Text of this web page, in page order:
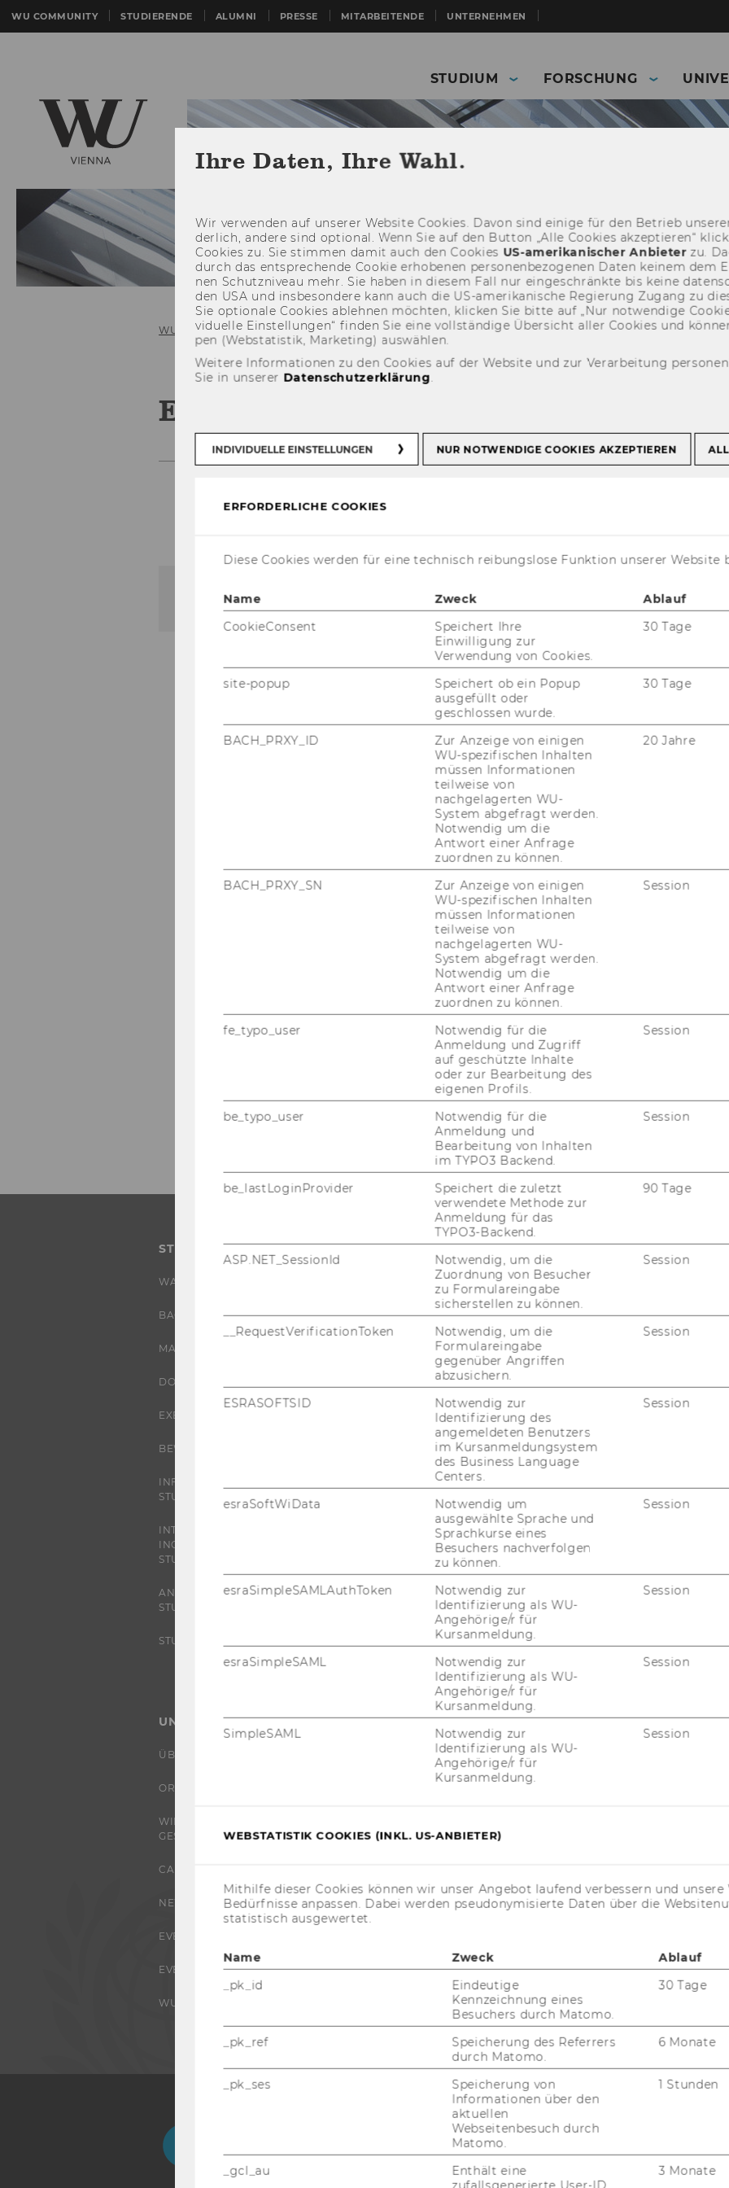
WU COMMUNITY STUDIERENDE ALUMNI PRESSE MITARBEITENDE UNTERNEHMEN
STUDIUM FORSCHUNG
WU (Wirtschaftsuniversität Wien) Universität Events Archiv
Events Archiv
August 2026
Keine aktuellen Events gefunden.
STUDIUM
WARUM WU?
BACHELOR
MASTER
DOKTORAT / PHD
EXECUTIVE EDUCATION
BEWERBUNG UND ZULASSUNG
INFORMATIONEN FÜR
STUDIERENDE
INTERNATIONALE UND
INCOMING EXCHANGE
STUDIERENDE
ANGEBOTE FÜR SCHULEN UND
STUDIENINTERESSIERTE
STUDENT CLUBS
FORSCHUNG
FORSCHUNGSPORTAL
FORSCHENDE
IMPACT DER FORSCHUNG
ORGANISATION DER
FORSCHUNG
FORSCHUNGSINFRASTRUKTUR
UNIVERSITÄT
ÜBER DIE WU
ORGANISATION
WIRTSCHAFT UND
GESELLSCHAFT
CAMPUS
NEWS
EVENTS ARCHIV
EVENTS
WU FOUNDATION
JOBS
JOBS
JOBS MIT WU-STUDIUM
KARRIERENETZWERKE AN DER
NewsletterBluesky
Ihre Daten, Ihre Wahl.
Wir ver­wen­den auf un­se­rer Web­site Coo­kies. Davon sind ei­ni­ge für den Be­trieb
der­lich, an­de­re sind op­tio­nal. Wenn Sie auf den But­ton „Alle Coo­kies ak­zep­tie­ren“
Coo­kies zu. Sie stim­men damit auch den Coo­kies US-​amerikanischer An­bie­terzu.
durch das ent­spre­chen­de Coo­kie er­ho­be­nen per­so­nen­be­zo­ge­nen Daten kei­nem dem
nen Schutz­ni­veau mehr. Sie haben in die­sem Fall nur ein­ge­schränk­te bis keine
den USA und ins­be­son­de­re kann auch die US-​amerikanische Re­gie­rung Zu­gang zu
Sie op­tio­na­le Coo­kies ab­leh­nen möch­ten, kli­cken Sie bitte auf „Nur not­wen­di­ge
vi­du­el­le Ein­stel­lun­gen“ fin­den Sie eine voll­stän­di­ge Über­sicht aller Coo­kies und
pen (Web­sta­tis­tik, Mar­ke­ting) aus­wäh­len.
Weitere Informationen zu den Cookies auf der Website und zur Verarbeitung
Sie in unserer Datenschutzerklärung
INDIVIDUELLE EINSTELLUNGEN NUR NOTWENDIGE COOKIES AKZEPTIEREN
ERFORDERLICHE COOKIES
Diese Cookies werden für eine technisch reibungslose Funktion unserer Website
Name Zweck Ablauf
CookieConsent
Speichert Ihre
Einwilligung zur
Verwendung von Cookies.
30 Tage
site-popup
Speichert ob ein Popup
ausgefüllt oder
geschlossen wurde.
30 Tage
BACH_PRXY_ID
Zur Anzeige von einigen
WU-spezifischen Inhalten
müssen Informationen
teilweise von
nachgelagerten WU-
System abgefragt werden.
Notwendig um die
Antwort einer Anfrage
zuordnen zu können.
20 Jahre
BACH_PRXY_SN
Zur Anzeige von einigen
WU-spezifischen Inhalten
müssen Informationen
teilweise von
nachgelagerten WU-
System abgefragt werden.
Notwendig um die
Antwort einer Anfrage
zuordnen zu können.
Session
fe_typo_user
Notwendig für die
Anmeldung und Zugriff
auf geschützte Inhalte
oder zur Bearbeitung des
eigenen Profils.
Session
be_typo_user
Notwendig für die
Anmeldung und
Bearbeitung von Inhalten
im TYPO3 Backend.
Session
be_lastLoginProvider
Speichert die zuletzt
verwendete Methode zur
Anmeldung für das
TYPO3-Backend.
90 Tage
ASP.NET_SessionId
Notwendig, um die
Zuordnung von Besucher
zu Formulareingabe
sicherstellen zu können.
Session
__RequestVerificationToken
Notwendig, um die
Formulareingabe
gegenüber Angriffen
abzusichern.
Session
ESRASOFTSID
Notwendig zur
Identifizierung des
angemeldeten Benutzers
im Kursanmeldungsystem
des Business Language
Centers.
Session
esraSoftWiData
Notwendig um
ausgewählte Sprache und
Sprachkurse eines
Besuchers nachverfolgen
zu können.
Session
esraSimpleSAMLAuthToken
Notwendig zur
Identifizierung als WU-
Angehörige/r für
Kursanmeldung.
Session
esraSimpleSAML
Notwendig zur
Identifizierung als WU-
Angehörige/r für
Kursanmeldung.
Session
SimpleSAML
Notwendig zur
Identifizierung als WU-
Angehörige/r für
Kursanmeldung.
Session
WEBSTATISTIK COOKIES (INKL. US-ANBIETER)
Mithilfe dieser Cookies können wir unser Angebot laufend verbessern und unsere
Bedürfnisse anpassen. Dabei werden pseudonymisierte Daten über die
statistisch ausgewertet.
Name Zweck Ablauf
_pk_id
Eindeutige
Kennzeichnung eines
Besuchers durch Matomo.
30 Tage
_pk_ref
Speicherung des Referrers
durch Matomo.
6 Monate
_pk_ses
Speicherung von
Informationen über den
aktuellen
Webseitenbesuch durch
Matomo.
1 Stunden
_gcl_au
Enthält eine
3 Monate